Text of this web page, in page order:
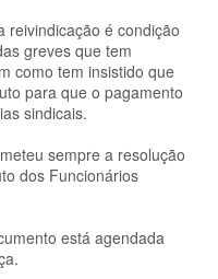
reivindicação é condição
greves que tem
como tem insistido que
para que o pagamento
sindicais.
sempre a resolução
dos Funcionários
está agendada